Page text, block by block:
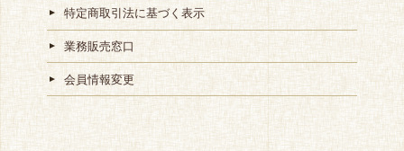
特定商取引法に基づく表示
業務販売窓口
会員情報変更